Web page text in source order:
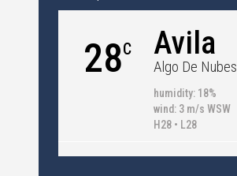
28C Avila
Algo De Nubes
humidity: 18%
wind: 3 m/s WSW
H28 • L28